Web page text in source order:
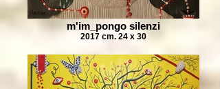
m'im_pongo silenzi
2017 cm. 24 x 30